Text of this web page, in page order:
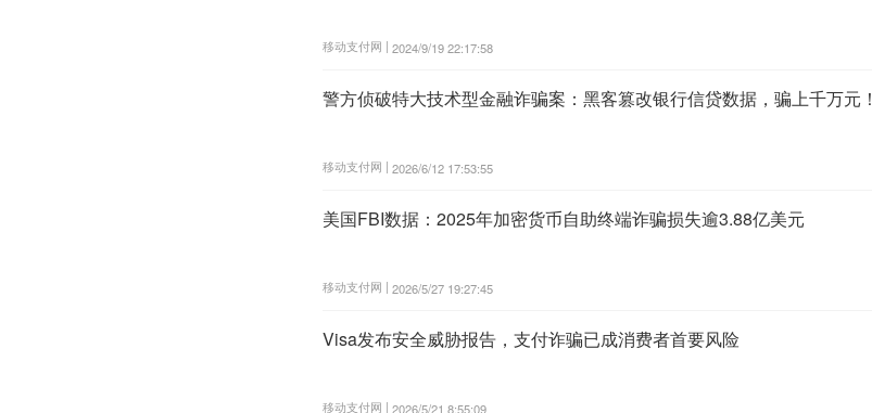
移动支付网 | 2024/9/19 22:17:58
警方侦破特大技术型金融诈骗案：黑客篡改银行信贷数据，骗上千万元！
移动支付网 | 2026/6/12 17:53:55
美国FBI数据：2025年加密货币自助终端诈骗损失逾3.88亿美元
移动支付网 | 2026/5/27 19:27:45
Visa发布安全威胁报告，支付诈骗已成消费者首要风险
移动支付网 | 2026/5/21 8:55:09